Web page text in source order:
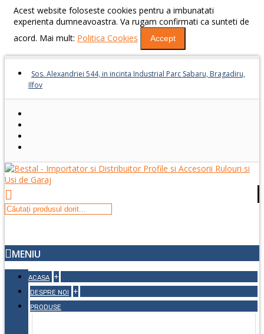
Acest website foloseste cookies pentru a imbunatati
experienta dumneavoastra. Va rugam confirmati ca sunteti de
acord. Mai mult: Politica Cookies Accept
Sos. Alexandriei 544, in incinta Industrial Parc Sabaru, Bragadiru,
Ilfov
MENIU
ACASA +
DESPRE NOI +
PRODUSE